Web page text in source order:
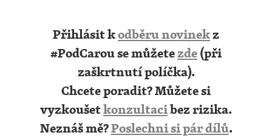
Přihlásit kodběru novinekz
#PodCarou se můžetezde(při
zaškrtnutí políčka).
Chcete poradit? Můžete si
vyzkoušetkonzultacibez rizika.
Neznáš mě?Poslechni si pár dílů.